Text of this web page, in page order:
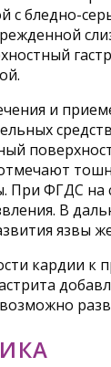
с бледно-
и
При ФГДС на
В
язвы
кардии к